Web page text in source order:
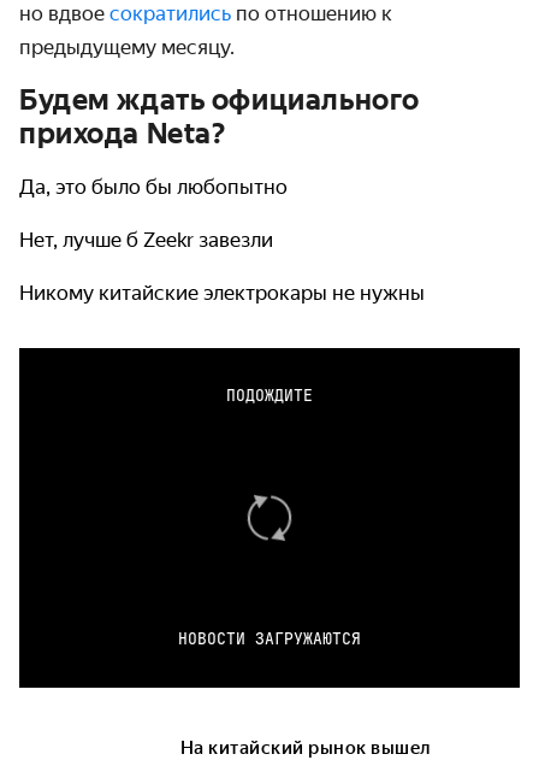
но вдвое сократились по отношению к
предыдущему месяцу.
Будем ждать официального
прихода Neta?
Да, это было бы любопытно
Нет, лучше б Zeekr завезли
Никому китайские электрокары не нужны
ПОДОЖДИТЕ
НОВОСТИ ЗАГРУЖАЮТСЯ
На китайский рынок вышел